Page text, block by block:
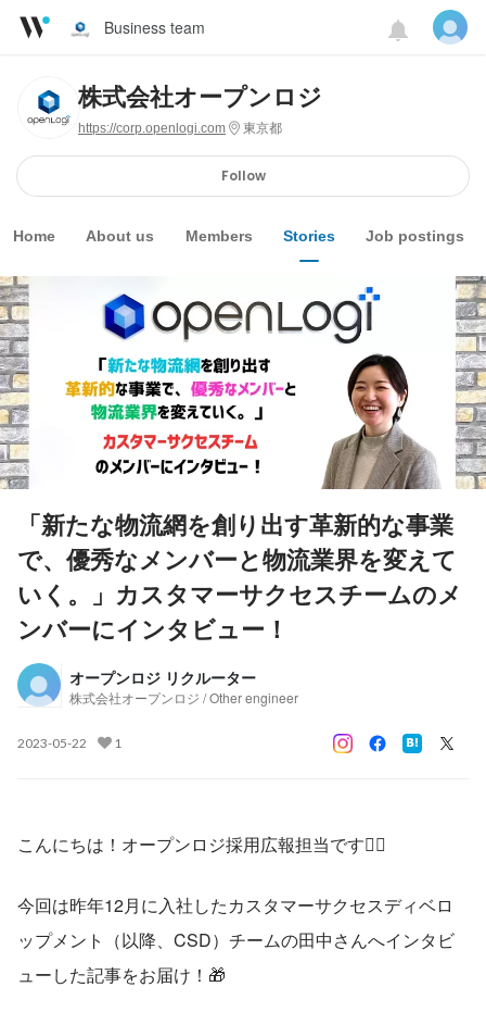
Business team
株式会社オープンロジ
https://corp.openlogi.com 東京都
Follow
Home About us Members Stories Job postings
「新たな物流網を創り出す革新的な事業
で、優秀なメンバーと物流業界を変えて
いく。」カスタマーサクセスチームのメ
ンバーにインタビュー！
オープンロジ リクルーター
株式会社オープンロジ / Other engineer
2023-05-22 1
こんにちは！オープンロジ採用広報担当です🙋‍♀️
今回は昨年12月に入社したカスタマーサクセスディベロ
ップメント（以降、CSD）チームの田中さんへインタビ
ューした記事をお届け！🎁